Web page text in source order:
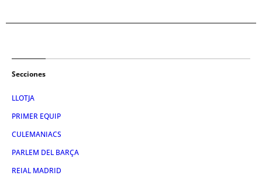
Secciones
LLOTJA
PRIMER EQUIP
CULEMANIACS
PARLEM DEL BARÇA
REIAL MADRID